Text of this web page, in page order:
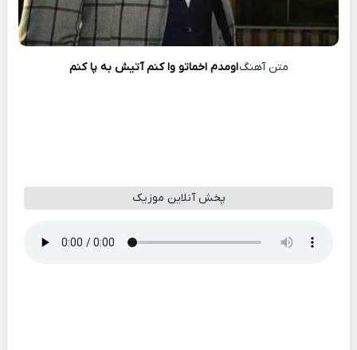
متن آهنگاومدم اخماتو وا کنم آتیش به پا کنم
پخش آنلاین موزیک